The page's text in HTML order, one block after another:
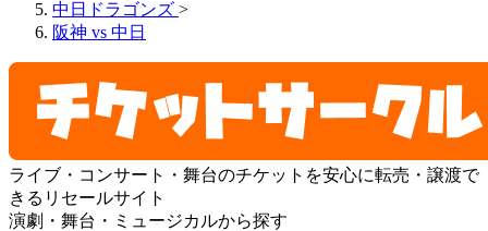
中日ドラゴンズ >
阪神 vs 中日
ライブ・コンサート・舞台のチケットを安心に転売・譲渡で
きるリセールサイト
演劇・舞台・ミュージカルから探す